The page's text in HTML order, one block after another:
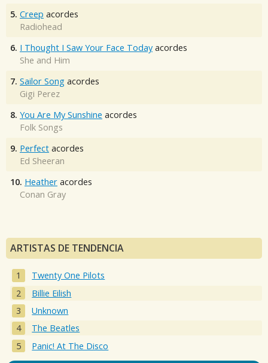
5. Creep acordes
Radiohead
6. I Thought I Saw Your Face Today acordes
She and Him
7. Sailor Song acordes
Gigi Perez
8. You Are My Sunshine acordes
Folk Songs
9. Perfect acordes
Ed Sheeran
10. Heather acordes
Conan Gray
ARTISTAS DE TENDENCIA
Twenty One Pilots
Billie Eilish
Unknown
The Beatles
Panic! At The Disco